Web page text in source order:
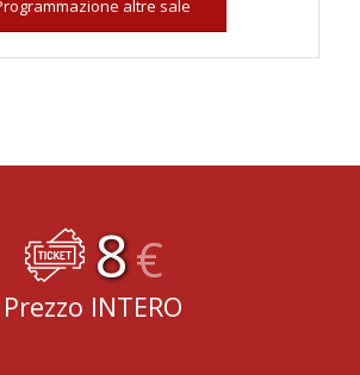
altre sale
8€
Prezzo INTERO